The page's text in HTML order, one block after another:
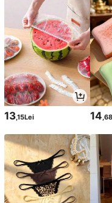
13,15Lei 14